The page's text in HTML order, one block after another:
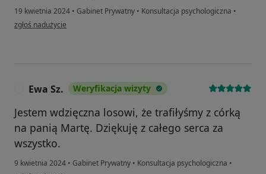
19 kwietnia 2024 • Gabinet Prywatny • Konsultacja psychologiczna •
w opinii użytkownika K M
zgłoś nadużycie
Ewa Sz. Weryfikacja wizyty
Jestem wdzięczna losowi, że trafiłyśmy z córką
na panią Martę. Dziękuję z całego serca za
wszystko.
9 kwietnia 2024 • Gabinet Prywatny • Konsultacja psychologiczna •